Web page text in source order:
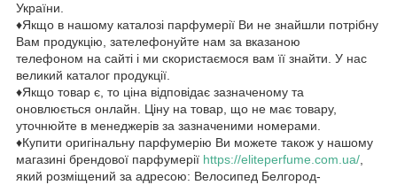
України.
♦Якщо в нашому каталозі парфумерії Ви не знайшли потрібну
Вам продукцію, зателефонуйте нам за вказаною
телефоном на сайті і ми скористаємося вам її знайти. У нас
великий каталог продукції.
♦Якщо товар є, то ціна відповідає зазначеному та
оновлюється онлайн. Ціну на товар, що не має товару,
уточнюйте в менеджерів за зазначеними номерами.
♦Купити оригінальну парфумерію Ви можете також у нашому
магазині брендової парфумерії https://eliteperfume.com.ua/,
який розміщений за адресою: Велосипед Белгород-